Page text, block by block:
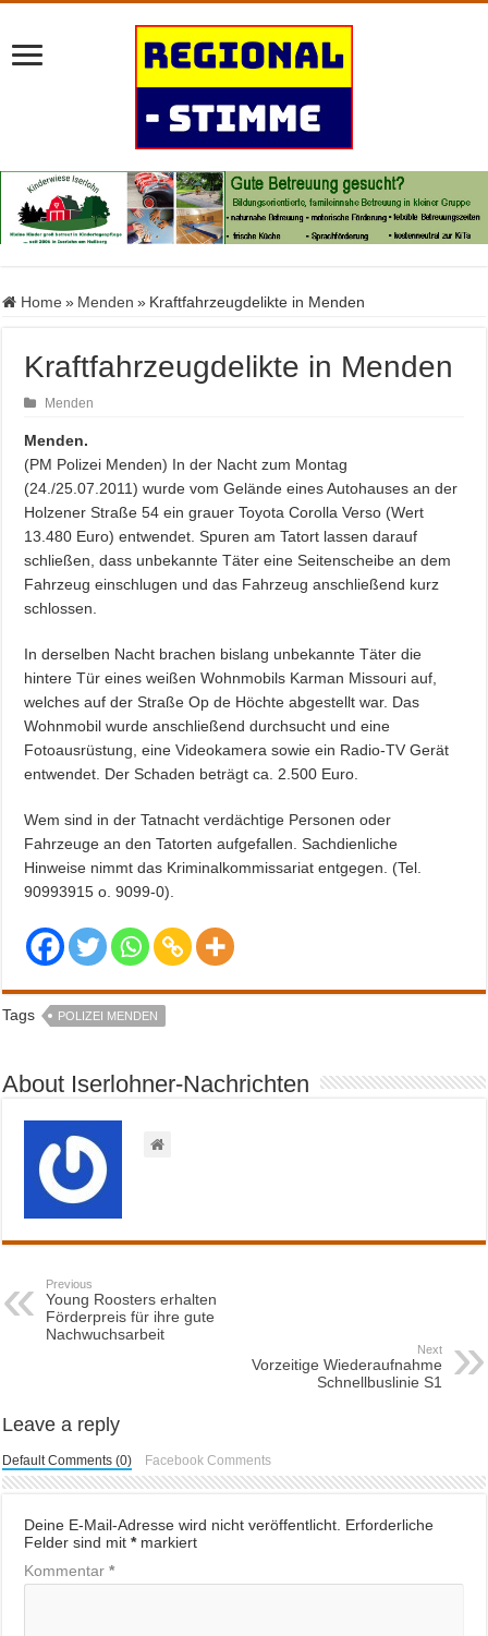
Home » Menden » Kraftfahrzeugdelikte in Menden
Kraftfahrzeugdelikte in Menden
Menden
Menden.
(PM Polizei Menden) In der Nacht zum Montag
(24./25.07.2011) wurde vom Gelände eines Autohauses an der
Holzener Straße 54 ein grauer Toyota Corolla Verso (Wert
13.480 Euro) entwendet. Spuren am Tatort lassen darauf
schließen, dass unbekannte Täter eine Seitenscheibe an dem
Fahrzeug einschlugen und das Fahrzeug anschließend kurz
schlossen.
In derselben Nacht brachen bislang unbekannte Täter die
hintere Tür eines weißen Wohnmobils Karman Missouri auf,
welches auf der Straße Op de Höchte abgestellt war. Das
Wohnmobil wurde anschließend durchsucht und eine
Fotoausrüstung, eine Videokamera sowie ein Radio-TV Gerät
entwendet. Der Schaden beträgt ca. 2.500 Euro.
Wem sind in der Tatnacht verdächtige Personen oder
Fahrzeuge an den Tatorten aufgefallen. Sachdienliche
Hinweise nimmt das Kriminalkommissariat entgegen. (Tel.
90993915 o. 9099-0).
Tags POLIZEI MENDEN
About Iserlohner-Nachrichten
Previous
Young Roosters erhalten
Förderpreis für ihre gute
Nachwuchsarbeit
Next
Vorzeitige Wiederaufnahme
Schnellbuslinie S1
Leave a reply
Default Comments (0) Facebook Comments
Deine E-Mail-Adresse wird nicht veröffentlicht. Erforderliche
Felder sind mit*markiert
Kommentar*